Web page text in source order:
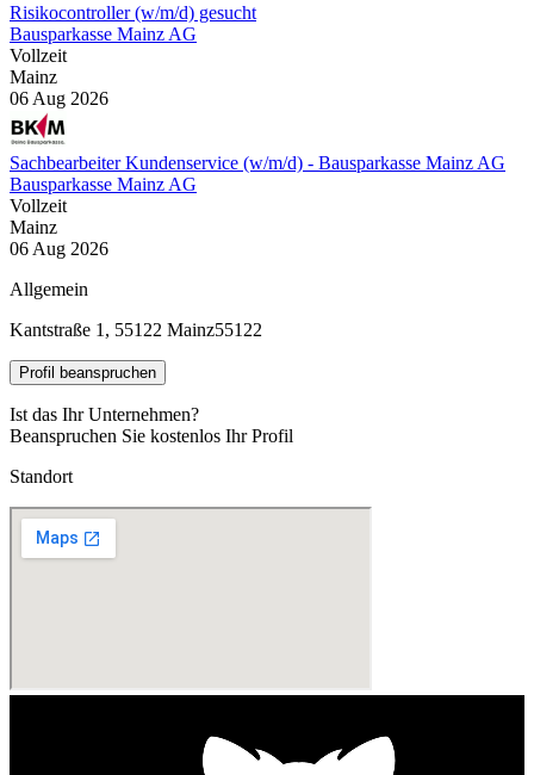
Risikocontroller (w/m/d) gesucht
Bausparkasse Mainz AG
Vollzeit
Mainz
06 Aug 2026
Sachbearbeiter Kundenservice (w/m/d) - Bausparkasse Mainz AG
Bausparkasse Mainz AG
Vollzeit
Mainz
06 Aug 2026
Allgemein
Kantstraße 1, 55122 Mainz55122
Profil beanspruchen
Ist das Ihr Unternehmen?
Beanspruchen Sie kostenlos Ihr Profil
Standort